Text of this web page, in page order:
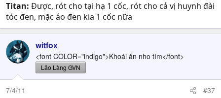
Titan: Được, rót cho tại hạ 1 cốc, rót cho cả vị huynh đài
tóc đen, mặc áo đen kia 1 cốc nữa
witfox
<font COLOR="indigo">Khoái ăn nho tím</font>
Lão Làng GVN
7/4/11 #37